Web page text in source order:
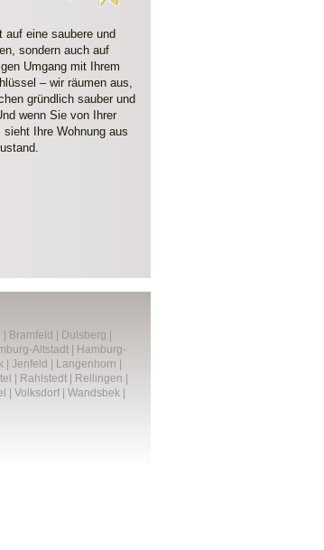
auf eine saubere und
sondern auch auf
Umgang mit Ihrem
– wir räumen aus,
gründlich sauber und
wenn Sie von Ihrer
Ihre Wohnung aus
Bramfeld Dulsberg
Altstadt|
Hamburg-
| Jenfeld Langenhorn
Rahlstedt| Rellingen
Volksdorf| Wandsbek